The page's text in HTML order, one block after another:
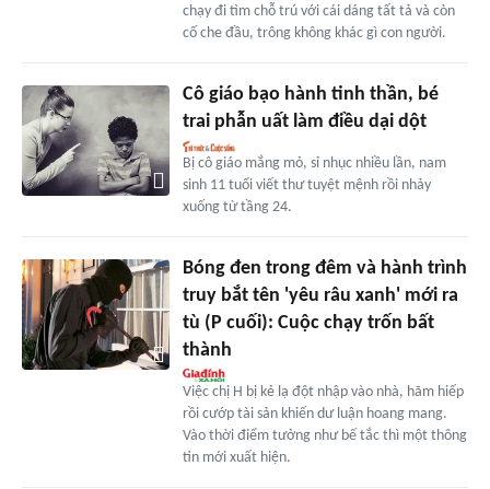
chạy đi tìm chỗ trú với cái dáng tất tả và còn
cố che đầu, trông không khác gì con người.
Cô giáo bạo hành tinh thần, bé
trai phẫn uất làm điều dại dột
Bị cô giáo mắng mỏ, sỉ nhục nhiều lần, nam
sinh 11 tuổi viết thư tuyệt mệnh rồi nhảy
xuống từ tầng 24.
Bóng đen trong đêm và hành trình
truy bắt tên 'yêu râu xanh' mới ra
tù (P cuối): Cuộc chạy trốn bất
thành
Việc chị H bị kẻ lạ đột nhập vào nhà, hãm hiếp
rồi cướp tài sản khiến dư luận hoang mang.
Vào thời điểm tưởng như bế tắc thì một thông
tin mới xuất hiện.